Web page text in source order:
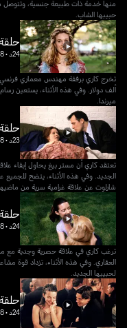
منها خدمة ذات طبيعة جنسية، وتتوصل
حبيبها الشاب.
حلقة 5 • قوة الجنس
24د •
تخرج كاري برفقة مهندس معماري فرنسي
ألف دولار. وفي هذه الأثناء، يستعين
ميرندا.
حلقة 6 • العلاقة السرية
23د •
تعتقد كاري أن مستر بيغ يحاول إبقاء
الجديد. وفي هذه الأثناء، يتضح
شارلوت عن علاقة غرامية سرية من
حلقة 7 • الزواج
24د •
ترغب كاري في علاقة حصرية وجدية مع
العقاري. وفي هذه الأثناء، تزداد قوة
لحبيبها الجديد.
حلقة 8 • الثالث غير مرغوب
24د •